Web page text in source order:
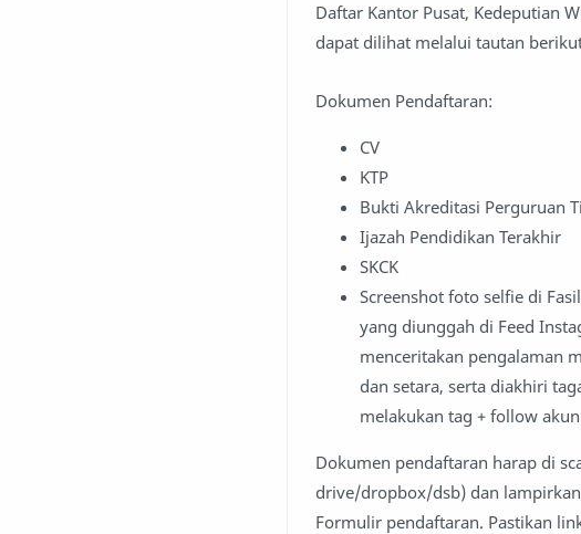
Daftar Kantor Pusat, Kedeputian
dapat dilihat melalui tautan
Dokumen Pendaftaran:
CV
KTP
Bukti Akreditasi Perguruan
Ijazah Pendidikan Terakhir
SKCK
Screenshot foto selfie di
yang diunggah di Feed
menceritakan pengalaman
dan setara, serta diakhiri
melakukan tag + follow
Dokumen pendaftaran harap di
drive/dropbox/dsb) dan
Formulir pendaftaran. Pastikan